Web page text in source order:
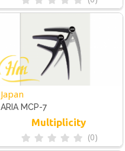
Japan
ARIA MCP-7
Multiplicity
(0)